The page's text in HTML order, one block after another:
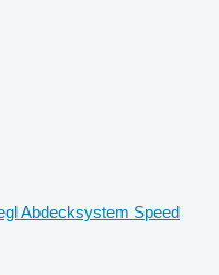
Abdecksystem Speed